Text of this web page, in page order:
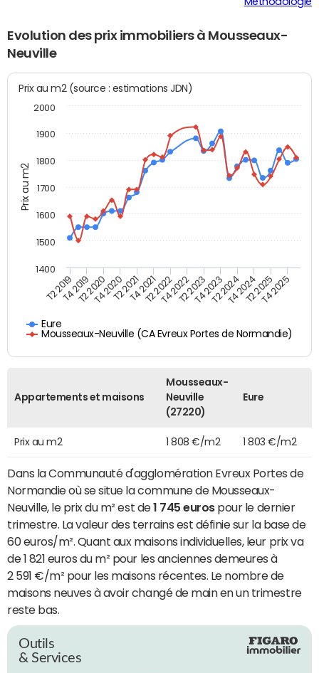
Evolution des prix immobiliers à Mousseaux-
Neuville
Prix au m2
Prix au m2 (source : estimations JDN)
Eure
Mousseaux-Neuville (CA Evreux Portes de Normandie)
T2 2019T4 2019T2 2020T4 2020T2 2021T4 2021T2 2022T4 2022T2 2023T4 2023T2 2024T4 2024T2 2025T4 2025
1400
1500
1600
1700
1800
1900
2000
Appartements et maisons
Mousseaux-
Neuville
(27220)
Eure
Prix au m2 1 808 €/m2 1 803 €/m2
Dans la Communauté d'agglomération Evreux Portes de
Normandie où se situe la commune de Mousseaux-
Neuville, le prix du m² est de1 745 eurospour le dernier
trimestre. La valeur des terrains est définie sur la base de
60 euros/m². Quant aux maisons individuelles, leur prix va
de 1 821 euros du m² pour les anciennes demeures à
2 591 €/m² pour les maisons récentes. Le nombre de
maisons neuves à avoir changé de main en un trimestre
reste bas.
Outils
& Services